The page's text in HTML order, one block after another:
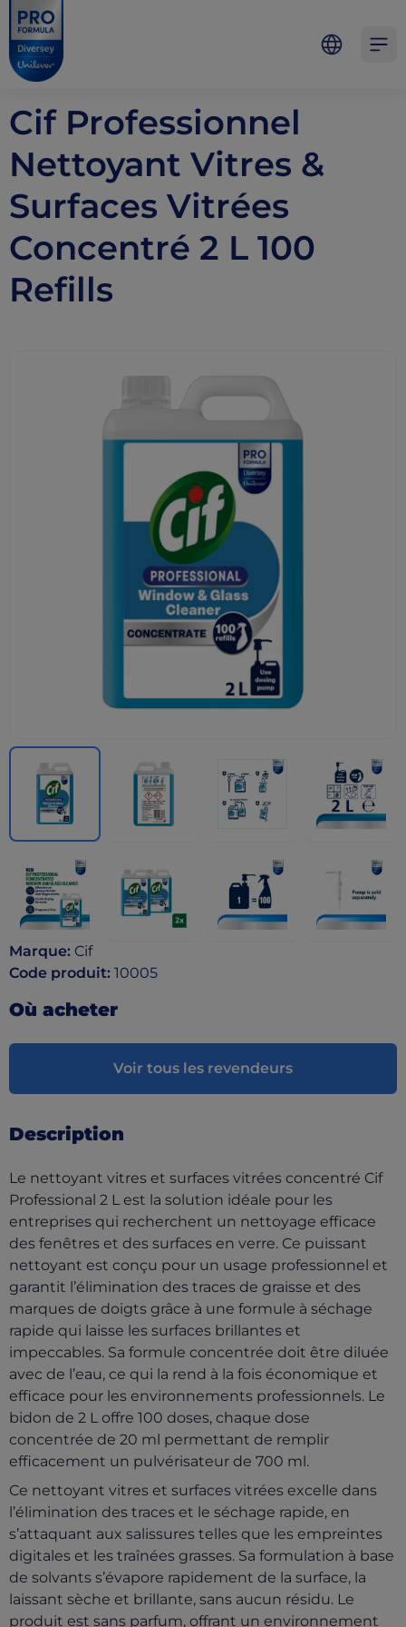
Skip to main content
Skip to navigation
Skip to footer
Pro Formula
Cif Professionnel
Nettoyant Vitres &
Surfaces Vitrées
Concentré 2 L 100
Refills
Marque: Cif
Code produit: 10005
Où acheter
Voir tous les revendeurs
Description
Le nettoyant vitres et surfaces vitrées concentré Cif
Professional 2 L est la solution idéale pour les
entreprises qui recherchent un nettoyage efficace
des fenêtres et des surfaces en verre. Ce puissant
nettoyant est conçu pour un usage professionnel et
garantit l’élimination des traces de graisse et des
marques de doigts grâce à une formule à séchage
rapide qui laisse les surfaces brillantes et
impeccables. Sa formule concentrée doit être diluée
avec de l’eau, ce qui la rend à la fois économique et
efficace pour les environnements professionnels. Le
bidon de 2 L offre 100 doses, chaque dose
concentrée de 20 ml permettant de remplir
efficacement un pulvérisateur de 700 ml.
Ce nettoyant vitres et surfaces vitrées excelle dans
l’élimination des traces et le séchage rapide, en
s’attaquant aux salissures telles que les empreintes
digitales et les traînées grasses. Sa formulation à base
de solvants s’évapore rapidement de la surface, la
laissant sèche et brillante, sans aucun résidu. Le
produit est sans parfum, offrant un environnement